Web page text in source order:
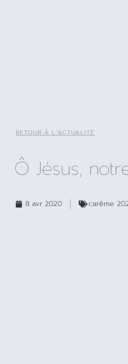
RETOUR À L'ACTUALITÉ
Ô Jésus,
8 avr 2020 carême